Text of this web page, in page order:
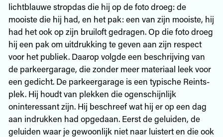
lichtblauwe stropdas die hij op de foto droeg: de
mooiste die hij had, en het pak: een van zijn mooiste, hij
had het ook op zijn bruiloft gedragen. Op die foto droeg
hij een pak om uitdrukking te geven aan zijn respect
voor het publiek. Daarop volgde een beschrijving van
de parkeergarage, die zonder meer materiaal leek voor
een gedicht. De parkeergarage is een typische Reints-
plek. Hij houdt van plekken die ogenschijnlijk
oninteressant zijn. Hij beschreef wat hij er op een dag
aan indrukken had opgedaan. Eerst de geluiden, de
geluiden waar je gewoonlijk niet naar luistert en die ook